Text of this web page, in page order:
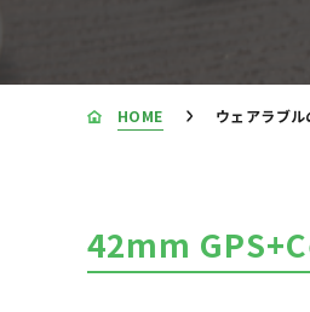
HOME ウェアラブ
42mm